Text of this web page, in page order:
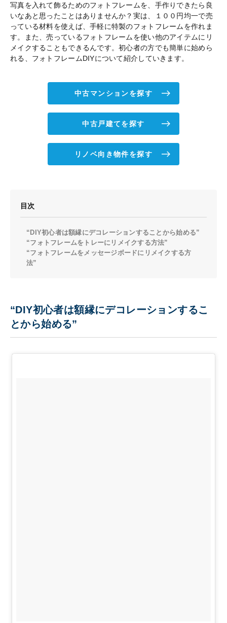
写真を入れて飾るためのフォトフレームを、手作りできたら良
いなあと思ったことはありませんか？実は、１００円均一で売
っている材料を使えば、手軽に特製のフォトフレームを作れま
す。また、売っているフォトフレームを使い他のアイテムにリ
メイクすることもできるんです。初心者の方でも簡単に始めら
れる、フォトフレームDIYについて紹介していきます。
中古マンションを探す
中古戸建てを探す
リノベ向き物件を探す
目次
“DIY初心者は額縁にデコレーションすることから始める”
“フォトフレームをトレーにリメイクする方法”
“フォトフレームをメッセージボードにリメイクする方
法”
“DIY初心者は額縁にデコレーションするこ
とから始める”